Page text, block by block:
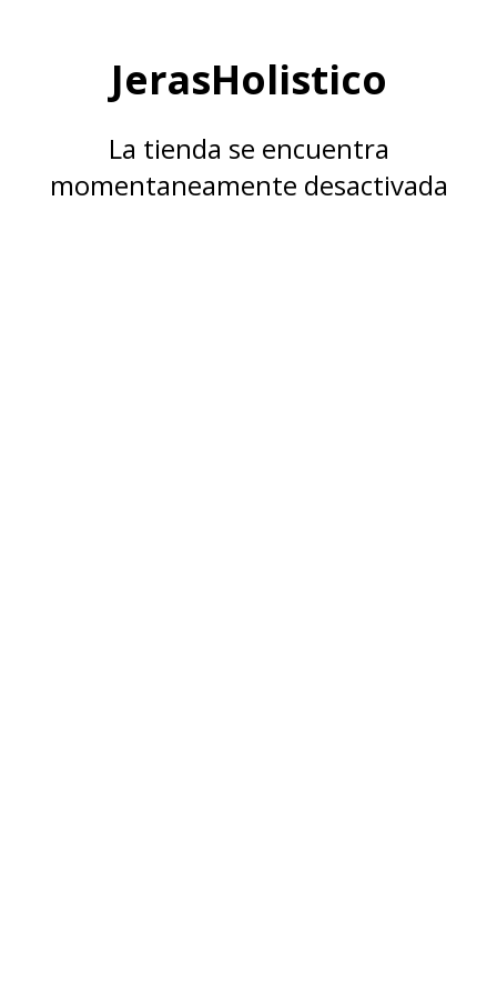
JerasHolistico
La tienda se encuentra
momentaneamente desactivada